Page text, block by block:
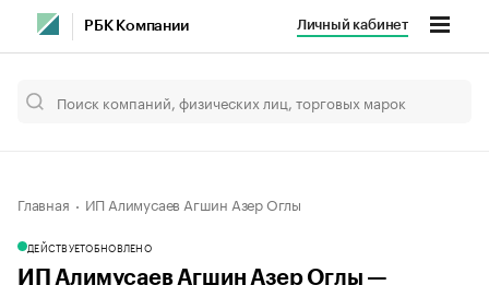
РБК Компании Личный кабинет
Главная ИП Алимусаев Агшин Азер Оглы
ДЕЙСТВУЕТОБНОВЛЕНО
ИП Алимусаев Агшин Азер Оглы —